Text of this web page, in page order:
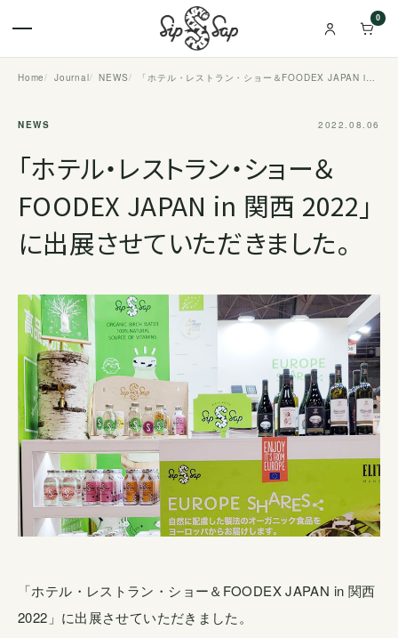
0
Home Journal NEWS 「ホテル・レストラン・ショー＆FOODEX JAPAN in 関西 2022」に出展させていただきました。
NEWS 2022.08.06
「ホテル・レストラン・ショー＆
FOODEX JAPAN in 関西 2022」
に出展させていただきました。
「ホテル・レストラン・ショー＆FOODEX JAPAN in 関西
2022」に出展させていただきました。